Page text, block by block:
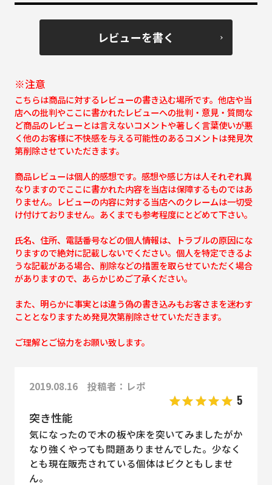
レビューを書く
※注意
こちらは商品に対するレビューの書き込む場所です。他店や当
店への批判やここに書かれたレビューへの批判・意見・質問な
ど商品のレビューとは言えないコメントや著しく言葉使いが悪
く他のお客様に不快感を与える可能性のあるコメントは発見次
第削除させていただきます。
商品レビューは個人的感想です。感想や感じ方は人それぞれ異
なりますのでここに書かれた内容を当店は保障するものではあ
りません。レビューの内容に対する当店へのクレームは一切受
け付けておりません。あくまでも参考程度にとどめて下さい。
氏名、住所、電話番号などの個人情報は、トラブルの原因にな
りますので絶対に記載しないでください。個人を特定できるよ
うな記載がある場合、削除などの措置を取らせていただく場合
がありますので、あらかじめご了承ください。
また、明らかに事実とは違う偽の書き込みもお客さまを迷わす
こととなりますため発見次第削除させていただきます。
ご理解とご協力をお願い致します。
2019.08.16 投稿者：レポ
5
突き性能
気になったので木の板や床を突いてみましたがか
なり強くやっても問題ありませんでした。少なく
とも現在販売されている個体はビクともしませ
ん。